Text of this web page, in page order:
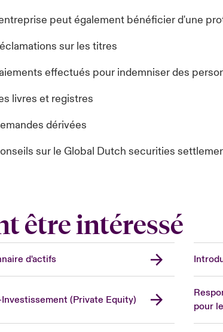
peut également bénéficier d'une
sur les titres
effectués pour indemniser des
livres et registres
dérivées
sur le Global Dutch securities
être intéressé
d'actifs
(Private Equity)
pour